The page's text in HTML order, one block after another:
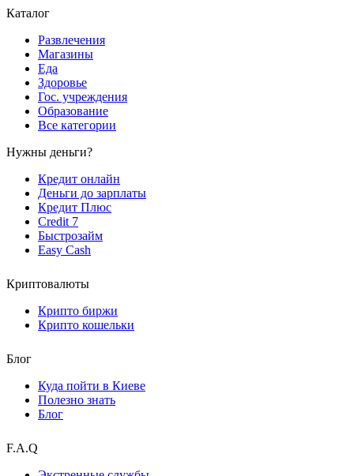
Каталог
Развлечения
Магазины
Еда
Здоровье
Гос. учреждения
Образование
Все категории
Нужны деньги?
Кредит онлайн
Деньги до зарплаты
Кредит Плюс
Credit 7
Быстрозайм
Easy Cash
Криптовалюты
Крипто биржи
Крипто кошельки
Блог
Куда пойти в Киеве
Полезно знать
Блог
F.A.Q